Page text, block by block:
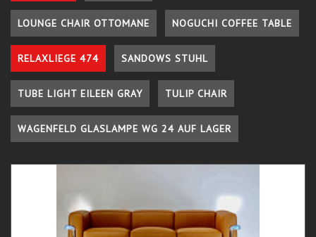
LOUNGE CHAIR OTTOMANE NOGUCHI COFFEE TABLE
RELAXLIEGE 474 SANDOWS STUHL
TUBE LIGHT EILEEN GRAY TULIP CHAIR
WAGENFELD GLASLAMPE WG 24 AUF LAGER